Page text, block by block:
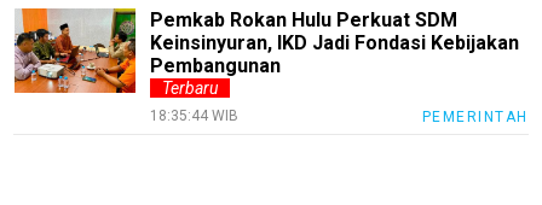
Pemkab Rokan Hulu Perkuat SDM
Keinsinyuran, IKD Jadi Fondasi Kebijakan
Pembangunan
Terbaru
18:35:44 WIB PEMERINTAH
Blog
Techno
Guide